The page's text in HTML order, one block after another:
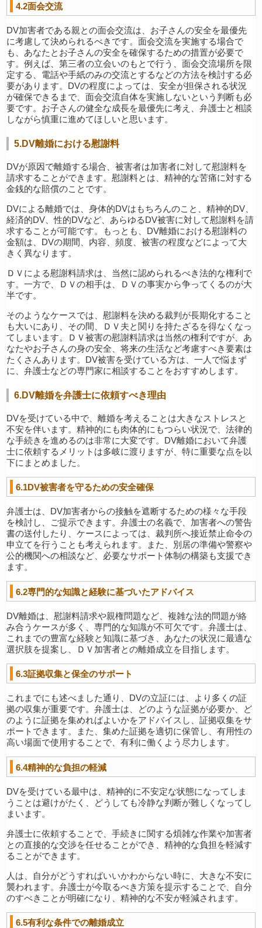
4.2面会交流
DV加害者である親との面会交流は、お子さんの安全を最優先
に考慮して決められるべきです。面会交流を実施する場合で
も、あなたとお子さんの安全を確保するための措置が必要で
す。例えば、第三者の立会いのもとで行う、面会交流場所を限
定する、電話や手紙のみの交流とするなどの方法を検討する必
要があります。DVの程度によっては、安全が担保される状況
が確保できるまで、面会交流自体を実施しないという判断も必
要です。お子さんの健全な成長を最優先に考え、弁護士と相談
しながら慎重に進めてほしいと思います。
5.DV離婚における慰謝料
DVが原因で離婚する場合、被害者は加害者に対して慰謝料を
請求することができます。慰謝料とは、精神的な苦痛に対する
金銭的な賠償のことです。
DVによる離婚では、身体的DVはもちろんのこと、精神的DV、
経済的DV、性的DVなど、あらゆるDV被害に対して慰謝料を請
求することが可能です。もっとも、DV離婚における慰謝料の
金額は、DVの期間、内容、頻度、被害の程度などによって大
きく異なります。
ＤＶによる慰謝料請求は、当然に認められるべき法的な権利で
す。一方で、ＤＶの相手は、ＤＶの事実から争ってくるのが大
半です。
そのようなケースでは、慰謝料を決める裁判が長期化すること
も大いにあり、その間、ＤＶ夫と関りを持たざるを得なくなっ
てしまいます。ＤＶ被害の慰謝料請求は当然の権利ですが、あ
なたやお子さんの身の安全、将来の生活など考慮すべき要素は
たくさんあります。DV被害を受けている方は、一人で悩まず
に、弁護士などの専門家に相談することをおすすめします。
6.DV離婚を弁護士に依頼すべき理由
DVを受けている中で、離婚を考えることは大きなストレスと
不安を伴います。精神的にも肉体的にもつらい状況で、法律的
な手続きを進めるのは非常に大変です。DV離婚において弁護
士に依頼するメリットは多岐に渡りますが、特に重要な点を以
下にまとめました。
6.1DV被害者を守るための安全確保
弁護士は、DV加害者からの接触を遮断するための様々な手段
を検討し、ご提示できます。弁護士の名義で、加害者への警告
書の送付したり、ケースによっては、裁判所へ接近禁止命令の
申立てを行うことも考えられます。また、別居の準備や警察や
公的機関への相談など、必要なサポート体制の構築も支援でき
ます。
6.2専門的な知識と経験に基づいたアドバイス
DV離婚は、慰謝料請求や親権問題など、複雑な法的問題が絡
み合うケースが多く、専門的な知識が不可欠です。弁護士は、
これまでの豊富な経験と知識に基づき、あなたの状況に最適な
選択肢を提案し、ＤＶ加害者との離婚成立を目指します。
6.3証拠収集と保全のサポート
これまでにも述べました通り、DVの立証には、より多くの証
拠の収集が重要です。弁護士は、どのような証拠が必要か、ど
のように証拠を集めればよいかをアドバイスし、証拠収集をサ
ポートできます。また、集めた証拠を適切に保管し、有用性の
高い場面で使用することで、有利に働くよう尽力します。
6.4精神的な負担の軽減
DVを受けている最中は、精神的に不安定な状態になってしま
うことは避けがたく、どうしても冷静な判断が難しくなってし
まいます。
弁護士に依頼することで、手続きに関する煩雑な作業や加害者
との直接的な交渉を任せることができ、精神的な負担を軽減す
ることができます。
人は、自分がどうすればいいかわからない時に、大きな不安に
襲われます。弁護士が今取るべき方策を提示することで、自分
のすべきことが明確になり、精神的な不安が軽減されます。
6.5有利な条件での離婚成立